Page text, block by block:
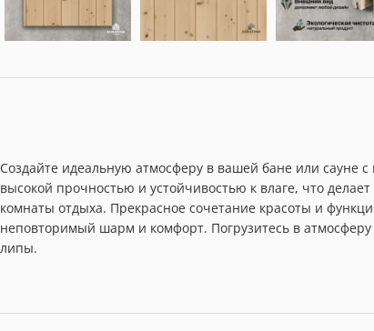
Создайте идеальную атмосферу в вашей бане или сауне
высокой прочностью и устойчивостью к влаге, что
комнаты отдыха. Прекрасное сочетание красоты и
неповторимый шарм и комфорт. Погрузитесь в
липы.